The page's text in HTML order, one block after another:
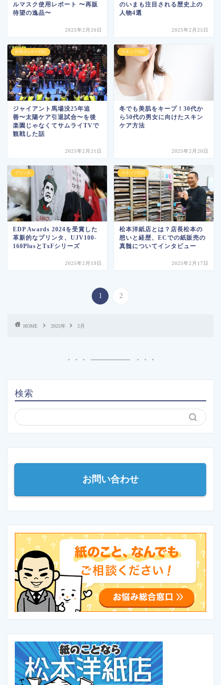
ルマスク使用レポート 〜再販
待望の逸品〜
2025年2月26日
のいまも注目される歴史上の
人物4選
2025年2月25日
店長ぼんやり日記
ジャイアント馬場没25年追
善〜太陽ケア引退試合〜を後
楽園じゃなくてサムライTVで
観戦した話
2025年2月21日
スタッフ日記
冬でも美肌をキープ！30代か
ら50代の男女に向けたスキン
ケア方法
2025年2月20日
プリンタ
EDP Awards 2024を受賞した
革新的なプリンタ、UJV100-
160PlusとTxFシリーズ
2025年2月19日
スタッフ日記
松本洋紙店とは？店長松本の
想いと経歴、ECでの紙販売の
真髄についてインタビュー
2025年2月17日
1 2
HOME 2025年 2月
検索
お問い合わせ